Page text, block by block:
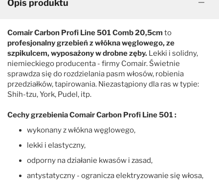
Opis produktu
Comair Carbon Profi Line 501 Comb 20,5cm to
profesjonalny grzebień z włókna węglowego, ze
szpikulcem, wyposażony w drobne zęby. Lekki i solidny,
niemieckiego producenta - firmy Comair. Świetnie
sprawdza się do rozdzielania pasm włosów, robienia
przedziałków, tapirowania. Niezastąpiony dla ras w typie:
Shih-tzu, York, Pudel, itp.
Cechy grzebienia Comair Carbon Profi Line 501 :
wykonany z włókna węglowego,
lekki i elastyczny,
odporny na działanie kwasów i zasad,
antystatyczny - ogranicza elektryzowanie się włosa,